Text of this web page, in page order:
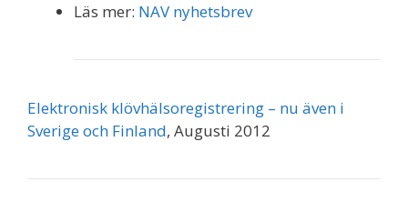
Läs mer: NAV nyhetsbrev
Elektronisk klövhälsoregistrering – nu även i
Sverige och Finland, Augusti 2012